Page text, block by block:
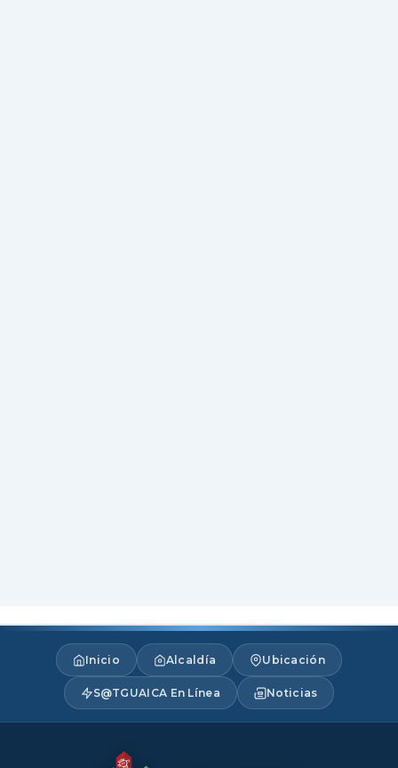
Inicio Alcaldía Ubicación
S@TGUAICA En Línea Noticias